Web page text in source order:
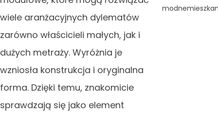
wiele aranżacyjnych dylematów
zarówno właścicieli małych, jak i
dużych metraży. Wyróżnia je
wzniosła konstrukcja i oryginalna
forma. Dzięki temu, znakomicie
sprawdzają się jako element